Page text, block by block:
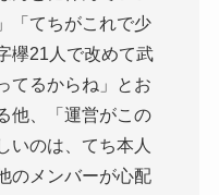
「てちがこれで少
欅21人で改めて武
てるからね」とお
他、「運営がこの
いのは、てち本人
のメンバーが心配